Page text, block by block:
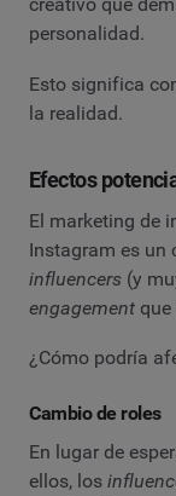
personalidad.
Esto significa
la realidad.
Efectos
El marketing de
Instagram es un
influencers (y
engagement
¿Cómo podría
Cambio de roles
En lugar de
ellos, los